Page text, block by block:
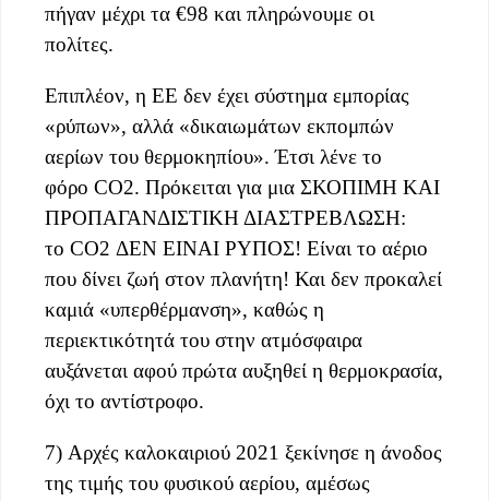
πήγαν μέχρι τα €98 και πληρώνουμε οι
πολίτες.
Επιπλέον, η ΕΕ δεν έχει σύστημα εμπορίας
«ρύπων», αλλά «δικαιωμάτων εκπομπών
αερίων του θερμοκηπίου». Έτσι λένε το
φόρο CO2. Πρόκειται για μια ΣΚΟΠΙΜΗ ΚΑΙ
ΠΡΟΠΑΓΑΝΔΙΣΤΙΚΗ ΔΙΑΣΤΡΕΒΛΩΣΗ:
το CO2 ΔΕΝ ΕΙΝΑΙ ΡΥΠΟΣ! Είναι το αέριο
που δίνει ζωή στον πλανήτη! Και δεν προκαλεί
καμιά «υπερθέρμανση», καθώς η
περιεκτικότητά του στην ατμόσφαιρα
αυξάνεται αφού πρώτα αυξηθεί η θερμοκρασία,
όχι το αντίστροφο.
7) Αρχές καλοκαιριού 2021 ξεκίνησε η άνοδος
της τιμής του φυσικού αερίου, αμέσως